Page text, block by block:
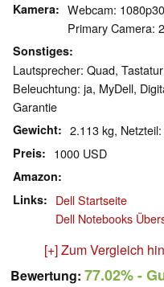
Kamera
Webcam: 1080p30
Primary Camera:
Sonstiges
Lautsprecher: Quad,
Beleuchtung: ja, MyDell,
Garantie
Gewicht 2.113 kg,
Preis 1000 USD
Amazon
Links
Dell Startseite
Dell Notebooks
[+] Zum Vergleich
Bewertung: 77.02%-